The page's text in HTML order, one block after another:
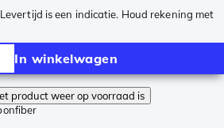
is een indicatie. Houd rekening met
In winkelwagen
product weer op voorraad is